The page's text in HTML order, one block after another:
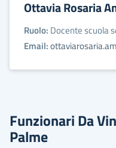
Ottavia Rosaria
Ruolo: Docente scuola
Email:
Funzionari Da
Palme